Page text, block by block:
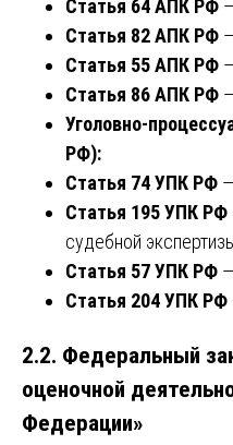
Статья 64 АПК РФ
Статья 82 АПК РФ
Статья 55 АПК РФ
Статья 86 АПК РФ
Уголовно-
РФ):
Статья 74 УПК РФ
Статья 195 УПК РФ
судебной
Статья 57 УПК РФ
Статья 204 УПК РФ
2.2. Федеральный
оценочной
Федерации»